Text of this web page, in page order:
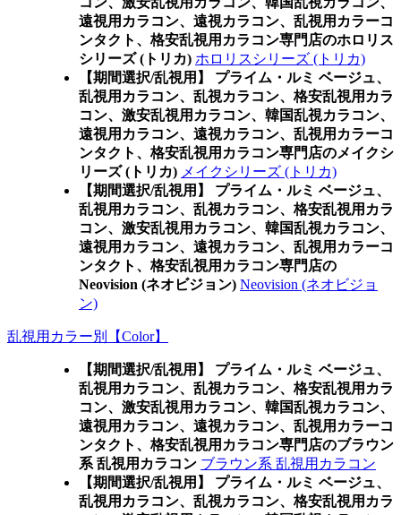
遠視用カラコン、遠視カラコン、乱視用カラーコ
ンタクト、格安乱視用カラコン専門店のホロリス
シリーズ (トリカ) ホロリスシリーズ (トリカ)
【期間選択/乱視用】 プライム・ルミ ベージュ、
乱視用カラコン、乱視カラコン、格安乱視用カラ
コン、激安乱視用カラコン、韓国乱視カラコン、
遠視用カラコン、遠視カラコン、乱視用カラーコ
ンタクト、格安乱視用カラコン専門店のメイクシ
リーズ (トリカ) メイクシリーズ (トリカ)
【期間選択/乱視用】 プライム・ルミ ベージュ、
乱視用カラコン、乱視カラコン、格安乱視用カラ
コン、激安乱視用カラコン、韓国乱視カラコン、
遠視用カラコン、遠視カラコン、乱視用カラーコ
ンタクト、格安乱視用カラコン専門店の
Neovision (ネオビジョン) Neovision (ネオビジョ
ン)
乱視用カラー別【Color】
【期間選択/乱視用】 プライム・ルミ ベージュ、
乱視用カラコン、乱視カラコン、格安乱視用カラ
コン、激安乱視用カラコン、韓国乱視カラコン、
遠視用カラコン、遠視カラコン、乱視用カラーコ
ンタクト、格安乱視用カラコン専門店のブラウン
系 乱視用カラコン ブラウン系 乱視用カラコン
【期間選択/乱視用】 プライム・ルミ ベージュ、
乱視用カラコン、乱視カラコン、格安乱視用カラ